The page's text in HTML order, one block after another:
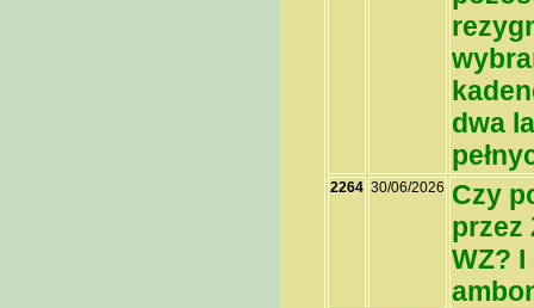
dwa
2264 30/06/2026 Czy
przez
WZ?